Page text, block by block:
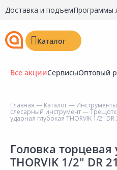
Доставка и подъемПрограммы
Каталог
Войти
Все акцииСервисыОптовый
Главная — Каталог—
слесарный инструмент—
ударная глубокая THORVIK 1/2"
Головка торцевая
THORVIK 1/2" DR